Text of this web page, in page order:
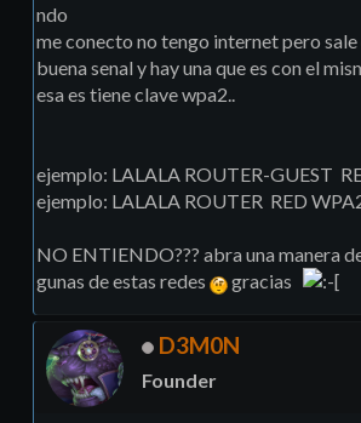
ndo
me conecto no tengo internet pero sale
buena senal y hay una que es con el
esa es tiene clave wpa2..
ejemplo: LALALA ROUTER-GUEST
ejemplo: LALALA ROUTER RED
NO ENTIENDO??? abra una manera
gunas de estas redes
gracias
D3M0N
Founder